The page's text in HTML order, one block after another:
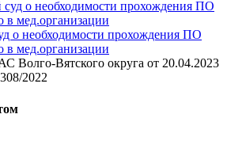
о необходимости прохождения ПО
в мед.организации
Волго-Вятского округа от 20.04.2023
2022